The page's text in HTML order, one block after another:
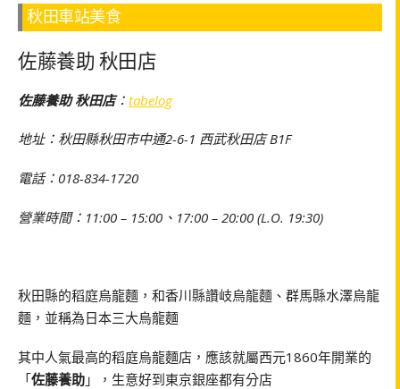
秋田車站美食
佐藤養助 秋田店
佐藤養助 秋田店： tabelog
地址：秋田縣秋田市中通2-6-1 西武秋田店 B1F
電話：018-834-1720
營業時間：11:00 – 15:00、17:00 – 20:00 (L.O. 19:30)
秋田縣的稻庭烏龍麵，和香川縣讚岐烏龍麵、群馬縣水澤烏龍
麵，並稱為日本三大烏龍麵
其中人氣最高的稻庭烏龍麵店，應該就屬西元1860年開業的
「佐藤養助 」，生意好到東京銀座都有分店